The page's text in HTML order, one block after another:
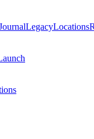
LegacyLocations